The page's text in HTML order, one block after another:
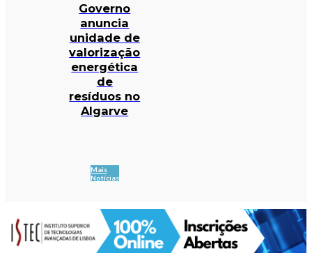
Governo
anuncia
unidade de
valorização
energética
de
resíduos no
Algarve
Mais
Notícias